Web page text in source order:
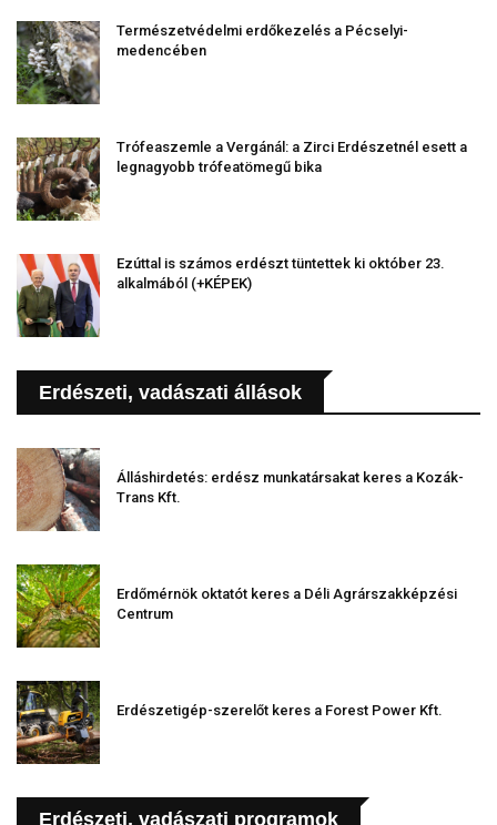
Természetvédelmi erdőkezelés a Pécselyi-
medencében
Trófeaszemle a Vergánál: a Zirci Erdészetnél esett a
legnagyobb trófeatömegű bika
Ezúttal is számos erdészt tüntettek ki október 23.
alkalmából (+KÉPEK)
Erdészeti, vadászati állások
Álláshirdetés: erdész munkatársakat keres a Kozák-
Trans Kft.
Erdőmérnök oktatót keres a Déli Agrárszakképzési
Centrum
Erdészetigép-szerelőt keres a Forest Power Kft.
Erdészeti, vadászati programok